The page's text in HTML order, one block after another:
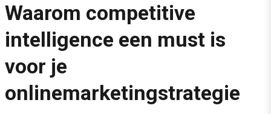
Marketing
Waarom competitive intelligence een must is voor je
Waarom competitive
intelligence een must is
voor je
onlinemarketingstrategie